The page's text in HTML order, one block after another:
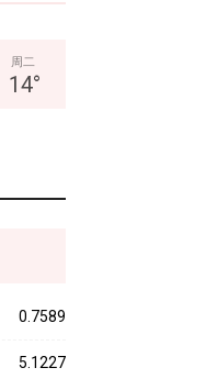
周二
14°
0.7589
5.1227